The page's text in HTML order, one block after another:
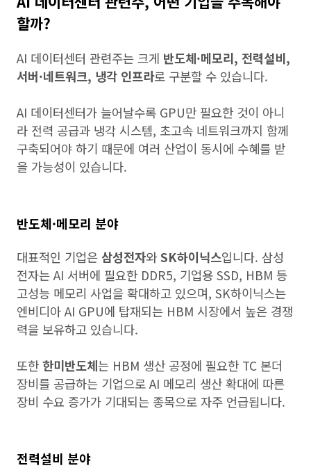
할까?
AI 데이터센터 관련주는 크게 반도체·메모리, 전력설비,
서버·네트워크, 냉각 인프라로 구분할 수 있습니다.
AI 데이터센터가 늘어날수록 GPU만 필요한 것이 아니
라 전력 공급과 냉각 시스템, 초고속 네트워크까지 함께
구축되어야 하기 때문에 여러 산업이 동시에 수혜를 받
을 가능성이 있습니다.
반도체·메모리 분야
대표적인 기업은 삼성전자와SK하이닉스입니다. 삼성
전자는 AI 서버에 필요한 DDR5, 기업용 SSD, HBM 등
고성능 메모리 사업을 확대하고 있으며, SK하이닉스는
엔비디아 AI GPU에 탑재되는 HBM 시장에서 높은 경쟁
력을 보유하고 있습니다.
또한 한미반도체는 HBM 생산 공정에 필요한 TC 본더
장비를 공급하는 기업으로 AI 메모리 생산 확대에 따른
장비 수요 증가가 기대되는 종목으로 자주 언급됩니다.
전력설비 분야